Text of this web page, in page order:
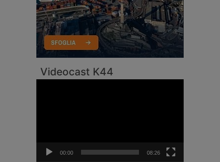
Videocast K44
00:00 08:26